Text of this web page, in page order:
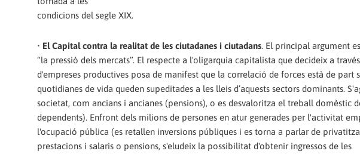
condicions del segle XIX.
• El Capital contra la realitat de les ciutadanes i ciutadans. El principal argument
“la pressió dels mercats”. El respecte a l'oligarquia capitalista que decideix a
d'empreses productives posa de manifest que la correlació de forces està de part
quotidianes de vida queden supeditades a les lleis d’aquests sectors dominants.
societat, com ancians i ancianes (pensions), o es desvaloritza el treball domèstic
dependents). Enfront dels milions de persones en atur generades per l'activitat
l'ocupació pública (es retallen inversions públiques i es torna a parlar de
prestacions i salaris o pensions, s'eludeix la possibilitat d'obtenir ingressos de les